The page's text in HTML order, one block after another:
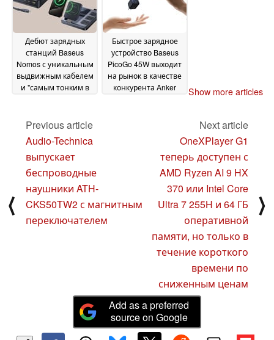
Дебют зарядных
станций Baseus
Nomos с уникальным
выдвижным кабелем
и "самым тонким в
Быстрое зарядное
устройство Baseus
PicoGo 45W выходит
на рынок в качестве
конкурента Anker
Show more articles
⟨
Previous article
Audio-Technica
выпускает
беспроводные
наушники ATH-
CKS50TW2 с магнитным
переключателем
Next article
OneXPlayer G1
теперь доступен с
AMD Ryzen AI 9 HX
370 или Intel Core
Ultra 7 255H и 64 ГБ
оперативной
памяти, но только в
течение короткого
времени по
сниженным ценам
⟩
Add as a preferred
source on Google